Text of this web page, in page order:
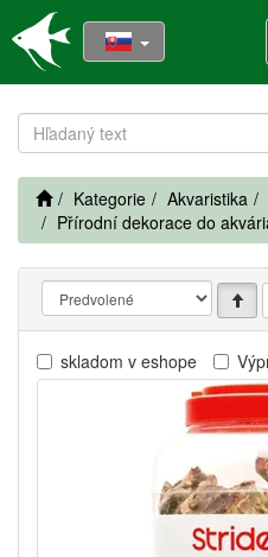
Kategorie Akvaristika
Přírodní dekorace do
skladom v eshope